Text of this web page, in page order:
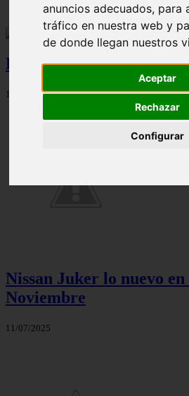
anuncios adecuados, para
tráfico en nuestra web y
de donde llegan nuestros
Aceptar
Rechazar
Configurar
El auto más feo del
11/07/2025
Nissan Juker lo nuevo
Noviembre
11/07/2025